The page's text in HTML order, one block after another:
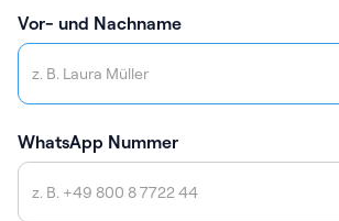
Vor- und Nachname
WhatsApp Nummer